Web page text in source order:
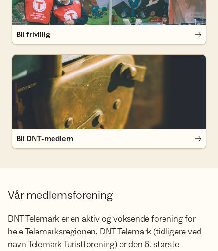
Bli frivillig
Bli DNT-medlem
Bli DNT-medlem
Vår medlemsforening
DNT Telemark er en aktiv og voksende forening for
hele Telemarksregionen. DNT Telemark (tidligere ved
navn Telemark Turistforening) er den 6. største